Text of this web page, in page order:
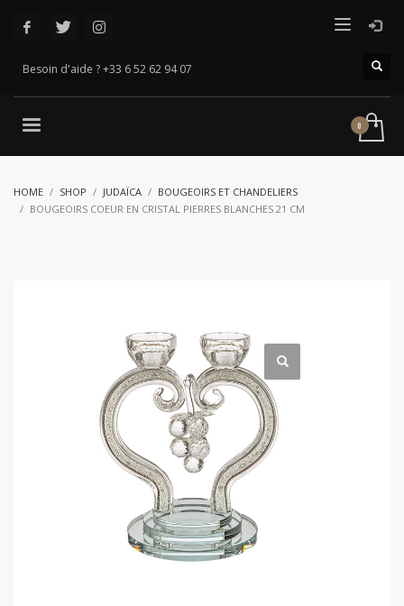
Besoin d'aide ? +33 6 52 62 94 07
HOME SHOP JUDAÏCA
BOUGEOIRS ET CHANDELIERS
BOUGEOIRS COEUR EN CRISTAL PIERRES BLANCHES 21 CM